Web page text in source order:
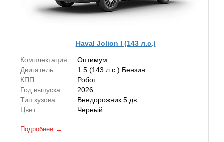
Haval Jolion I (143 л.с.)
Комплектация:
Оптимум
Двигатель:
1.5 (143 л.с.) Бензин
КПП:
Робот
Год выпуска:
2026
Тип кузова:
Внедорожник 5 дв.
Цвет:
Черный
Подробнее